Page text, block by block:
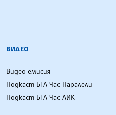
ВИДЕО
Видео емисия
Подкаст БТА Час Паралели
Подкаст БТА Час ЛИК